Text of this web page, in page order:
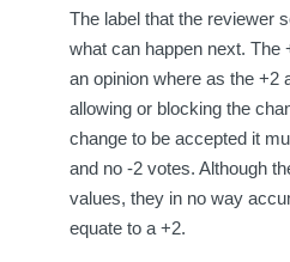
The label that the reviewer
what can happen next. The
an opinion where as the +2
allowing or blocking the
change to be accepted it
and no -2 votes. Although
values, they in no way
equate to a +2.